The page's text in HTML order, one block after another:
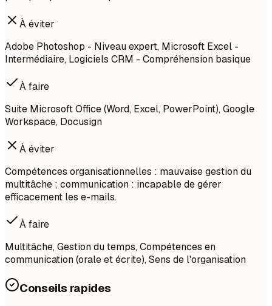
À éviter
Adobe Photoshop - Niveau expert, Microsoft Excel -
Intermédiaire, Logiciels CRM - Compréhension basique
À faire
Suite Microsoft Office (Word, Excel, PowerPoint), Google
Workspace, Docusign
À éviter
Compétences organisationnelles : mauvaise gestion du
multitâche ; communication : incapable de gérer
efficacement les e-mails.
À faire
Multitâche, Gestion du temps, Compétences en
communication (orale et écrite), Sens de l'organisation
Conseils rapides